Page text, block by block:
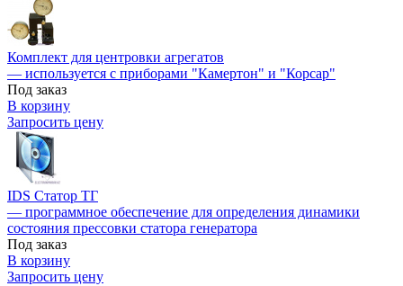
Комплект для центровки агрегатов
— используется с приборами "Камертон" и "Корсар"
Под заказ
В корзину
Запросить цену
IDS Статор ТГ
— программное обеспечение для определения динамики
состояния прессовки статора генератора
Под заказ
В корзину
Запросить цену